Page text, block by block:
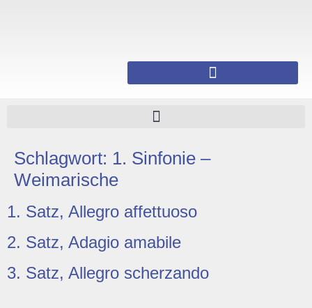
Schlagwort: 1. Sinfonie –
Weimarische
1. Satz, Allegro affettuoso
2. Satz, Adagio amabile
3. Satz, Allegro scherzando